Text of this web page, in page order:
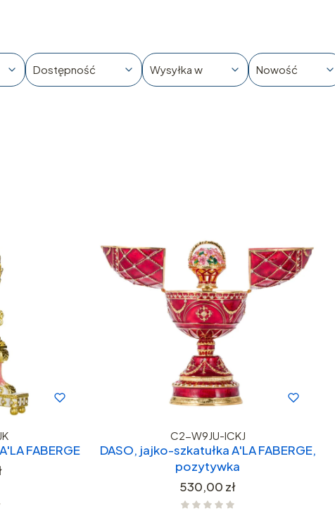
Dostępność Wysyłka w Nowość
FABERGE
C2-W9JU-ICKJ
DASO, jajko-szkatułka A'LA FABERGE,
pozytywka
Cena
530,00 zł